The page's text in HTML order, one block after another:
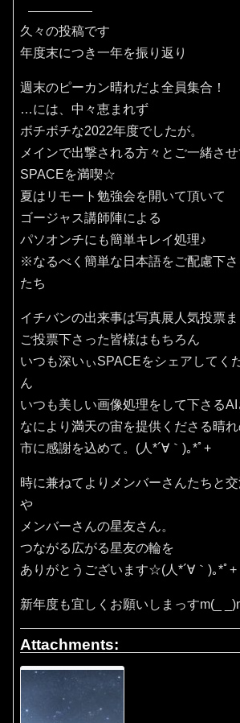
久々の投稿です
年度末につき一年を振り返り
週末のピーカン晴れだよ全員集合！
…には、中々恵まれず
ボチボチな2022年度でしたが。
メインで出撃される方々とご一緒さ
SPACEを満喫☆
夏はリモート勉強会を開いて頂いて
ゴージャス講師陣による
パソオンチにも簡単キレイ処理♪
※なるべく簡単な日本語をご配慮下
たち
イチバンの出来事は写真展人気投票
ご投票下さった皆様はもちろん
いつも深いぃSPACEをシェアしてく
ん
いつも美しい画像処理をして下さるAI
なにより満天の宙を提供くださる晴
市に感謝を込めて。(⁠人⁠*⁠´⁠∀⁠｀⁠)⁠｡⁠*ﾟ⁠+
時に兼ねてよりメンバーさんたちと
や
メンバーさんの星友さん。
つながる広がる星友の輪を
ありがとうございます☆(⁠人⁠*⁠´⁠∀⁠｀⁠)⁠｡⁠*ﾟ⁠+
新年度も宜しくお願いしまっすm(_
Attachments: